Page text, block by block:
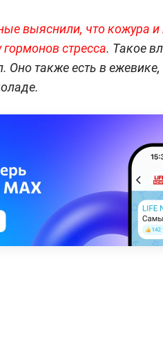
выяснили, что кожура и
стресса. Такое
Оно также есть в